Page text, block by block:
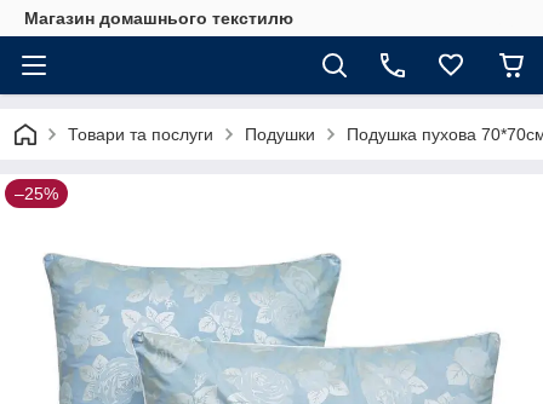
Магазин домашнього текстилю
Товари та послуги Подушки Подушка пухова
–25%